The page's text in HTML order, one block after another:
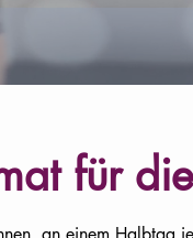
für